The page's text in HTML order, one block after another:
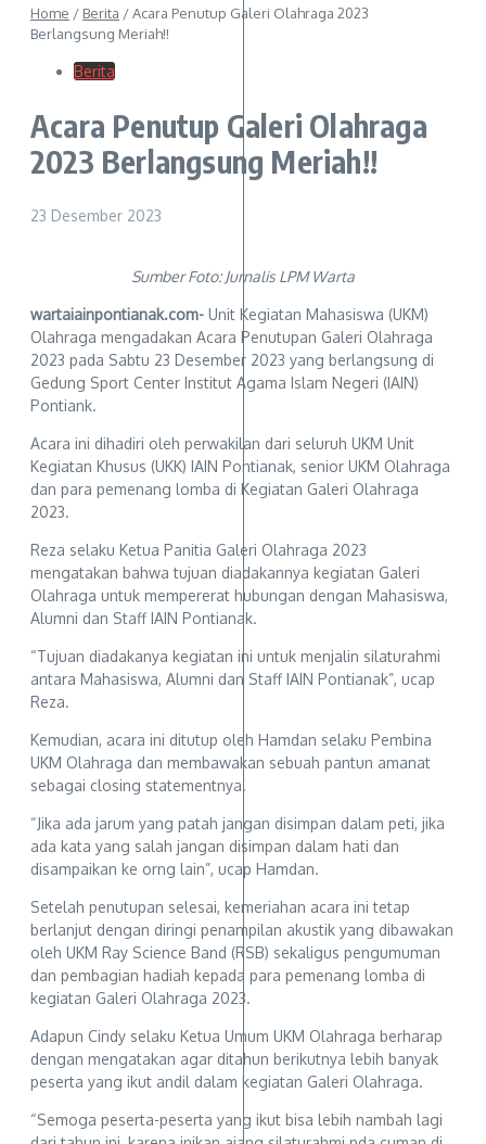
Home / Berita /Acara Penutup Galeri Olahraga 2023
Berlangsung Meriah!!
Berita
Acara Penutup Galeri Olahraga
2023 Berlangsung Meriah!!
23 Desember 2023
Sumber Foto: Jurnalis LPM Warta
wartaiainpontianak.com- Unit Kegiatan Mahasiswa (UKM)
Olahraga mengadakan Acara Penutupan Galeri Olahraga
2023 pada Sabtu 23 Desember 2023 yang berlangsung di
Gedung Sport Center Institut Agama Islam Negeri (IAIN)
Pontiank.
Acara ini dihadiri oleh perwakilan dari seluruh UKM Unit
Kegiatan Khusus (UKK) IAIN Pontianak, senior UKM Olahraga
dan para pemenang lomba di Kegiatan Galeri Olahraga
2023.
Reza selaku Ketua Panitia Galeri Olahraga 2023
mengatakan bahwa tujuan diadakannya kegiatan Galeri
Olahraga untuk mempererat hubungan dengan Mahasiswa,
Alumni dan Staff IAIN Pontianak.
“Tujuan diadakanya kegiatan ini untuk menjalin silaturahmi
antara Mahasiswa, Alumni dan Staff IAIN Pontianak”, ucap
Reza.
Kemudian, acara ini ditutup oleh Hamdan selaku Pembina
UKM Olahraga dan membawakan sebuah pantun amanat
sebagai closing statementnya.
“Jika ada jarum yang patah jangan disimpan dalam peti, jika
ada kata yang salah jangan disimpan dalam hati dan
disampaikan ke orng lain”, ucap Hamdan.
Setelah penutupan selesai, kemeriahan acara ini tetap
berlanjut dengan diringi penampilan akustik yang dibawakan
oleh UKM Ray Science Band (RSB) sekaligus pengumuman
dan pembagian hadiah kepada para pemenang lomba di
kegiatan Galeri Olahraga 2023.
Adapun Cindy selaku Ketua Umum UKM Olahraga berharap
dengan mengatakan agar ditahun berikutnya lebih banyak
peserta yang ikut andil dalam kegiatan Galeri Olahraga.
“Semoga peserta-peserta yang ikut bisa lebih nambah lagi